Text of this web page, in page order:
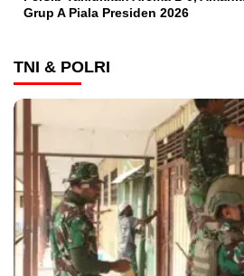
Grup A Piala Presiden 2026
TNI & POLRI